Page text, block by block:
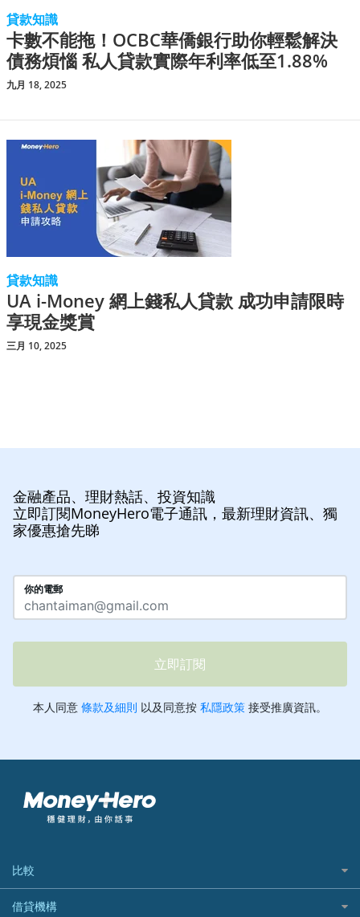
貸款知識
卡數不能拖！OCBC華僑銀行助你輕鬆解決
債務煩惱 私人貸款實際年利率低至1.88%
九月 18, 2025
貸款知識
UA i-Money 網上錢私人貸款 成功申請限時
享現金獎賞
三月 10, 2025
金融產品、理財熱話、投資知識
立即訂閱MoneyHero電子通訊，最新理財資訊、獨
家優惠搶先睇
比較
私人貸款比較
借貸機構